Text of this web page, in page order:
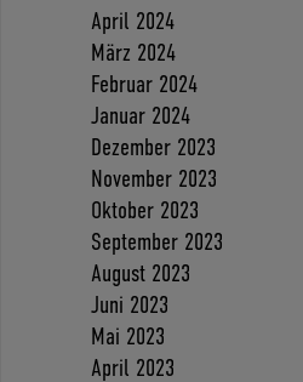
April 2024
März 2024
Februar 2024
Januar 2024
Dezember 2023
November 2023
Oktober 2023
September 2023
August 2023
Juni 2023
Mai 2023
April 2023